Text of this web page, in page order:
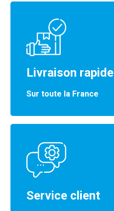
Livraison rapide
Sur toute la France
Service client